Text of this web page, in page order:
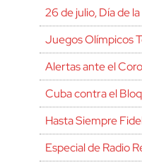
26 de julio, Día de
Juegos Olímpicos
Alertas ante el
Cuba contra el
Hasta Siempre
Especial de Radio